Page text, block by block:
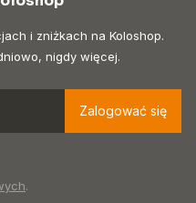
i zniżkach na Koloshop.
nigdy więcej.
Zalogować się
.